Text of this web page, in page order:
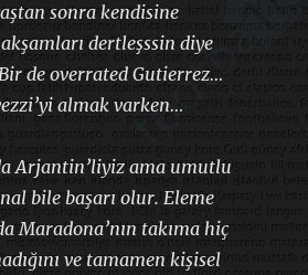
sonra kendisine
dertleşssin diye
de overrated Gutierrez…
almak varken…
Arjantin’liyiz ama umutlu
bile başarı olur. Eleme
Maradona’nın takıma hiç
ve tamamen kişisel